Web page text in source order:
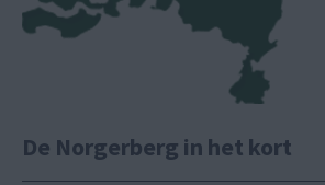
De Norgerberg in het kort